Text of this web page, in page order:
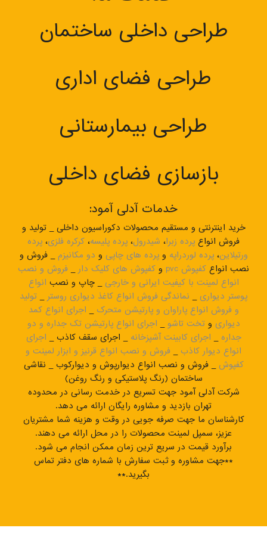
طراحی داخلی ساختمان
طراحی فضای اداری
طراحی بیمارستانی
بازسازی فضای داخلی
خدمات آدلی آمود:
خرید اینترنتی و مستقیم محصولات دکوراسیون داخلی _ تولید و
فروش انواع پرده زبرا، شیدرول، پرده پلیسه، کرکره فلزی، پرده
ورتیلاین،پرده لوردراپه وپرده های چاپی و دو مکانیزم _ فروش و
نصب انواع کفپوش pvc و کفپوش های کلیک دار
فروش و نصب
انواع لمینت با کیفیت ایرانی و خارجی _ چاپ و نصب انواع
پوستر دیواری
نماندگی فروش انواع کاغذ دیواری روستر
تولید
و فروش انواع پاراوان و پارتیشن متحرک
اجرای انواع کمد
دیواری وتخت تاشو
اجرای انواع پارتیشن تک جداره و دو
جداره
اجرای کابینت آشپزخانه _ اجرای سقف کاذب _ اجرای
انواع دیوار کاذب
فروش و نصب انواع قرنیز و ابزار لمینت و
کفپوش _ فروش و نصب انواع دیوارپوش و دیوارکوب _ نقاشی
ساختمان (رنگ پلاستیکی و رنگ روغن)
شرکت آدلی آمود جهت تسریع در خدمت رسانی در محدوده
تهران بازدید و مشاوره رایگان ارائه می دهد.
کارشناسان ما جهت صرفه جویی در وقت و هزینه شما مشتریان
عزیز، سمپل لمینت محصولات را در محل ارائه می دهند.
برآورد قیمت در سریع ترین زمان ممکن انجام می شود.
**جهت مشاوره و ثبت سفارش با شماره های دفتر تماس
بگیرید.**